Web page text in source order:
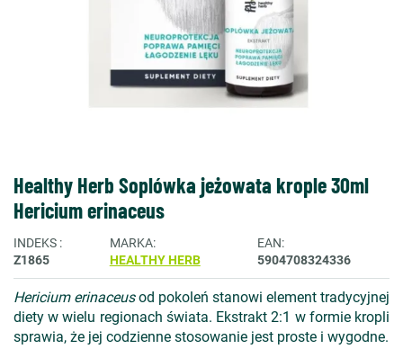
Healthy Herb Soplówka jeżowata krople 30ml
Hericium erinaceus
INDEKS
Z1865
MARKA
HEALTHY HERB
EAN
5904708324336
Hericium erinaceusod pokoleń stanowi element tradycyjnej
diety w wielu regionach świata. Ekstrakt 2:1 w formie kropli
sprawia, że jej codzienne stosowanie jest proste i wygodne.